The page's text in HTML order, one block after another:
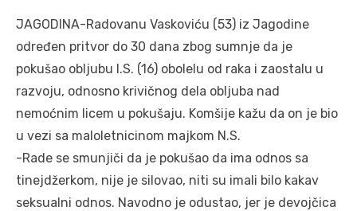
JAGODINA-Radovanu Vaskoviću (53) iz Jagodine
određen pritvor do 30 dana zbog sumnje da je
pokušao obljubu I.S. (16) obolelu od raka i zaostalu u
razvoju, odnosno krivičnog dela obljuba nad
nemoćnim licem u pokušaju. Komšije kažu da on je bio
u vezi sa maloletnicinom majkom N.S.
-Rade se smunjiči da je pokušao da ima odnos sa
tinejdžerkom, nije je silovao, niti su imali bilo kakav
seksualni odnos. Navodno je odustao, jer je devojčica